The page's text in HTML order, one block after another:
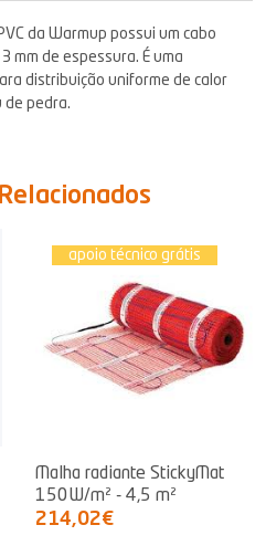
da Warmup possui um cabo
mm de espessura. É uma
distribuição uniforme de calor
de pedra.
apoio técnico grátis
Malha radiante StickyMat
150W/m² - 4,5 m²
214,02€